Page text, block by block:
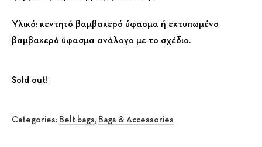
Υλικό: κεντητό βαμβακερό ύφασμα ή εκτυπωμένο
βαμβακερό ύφασμα ανάλογο με το σχέδιο.
Sold out!
Categories: Belt bags, Bags & Accessories